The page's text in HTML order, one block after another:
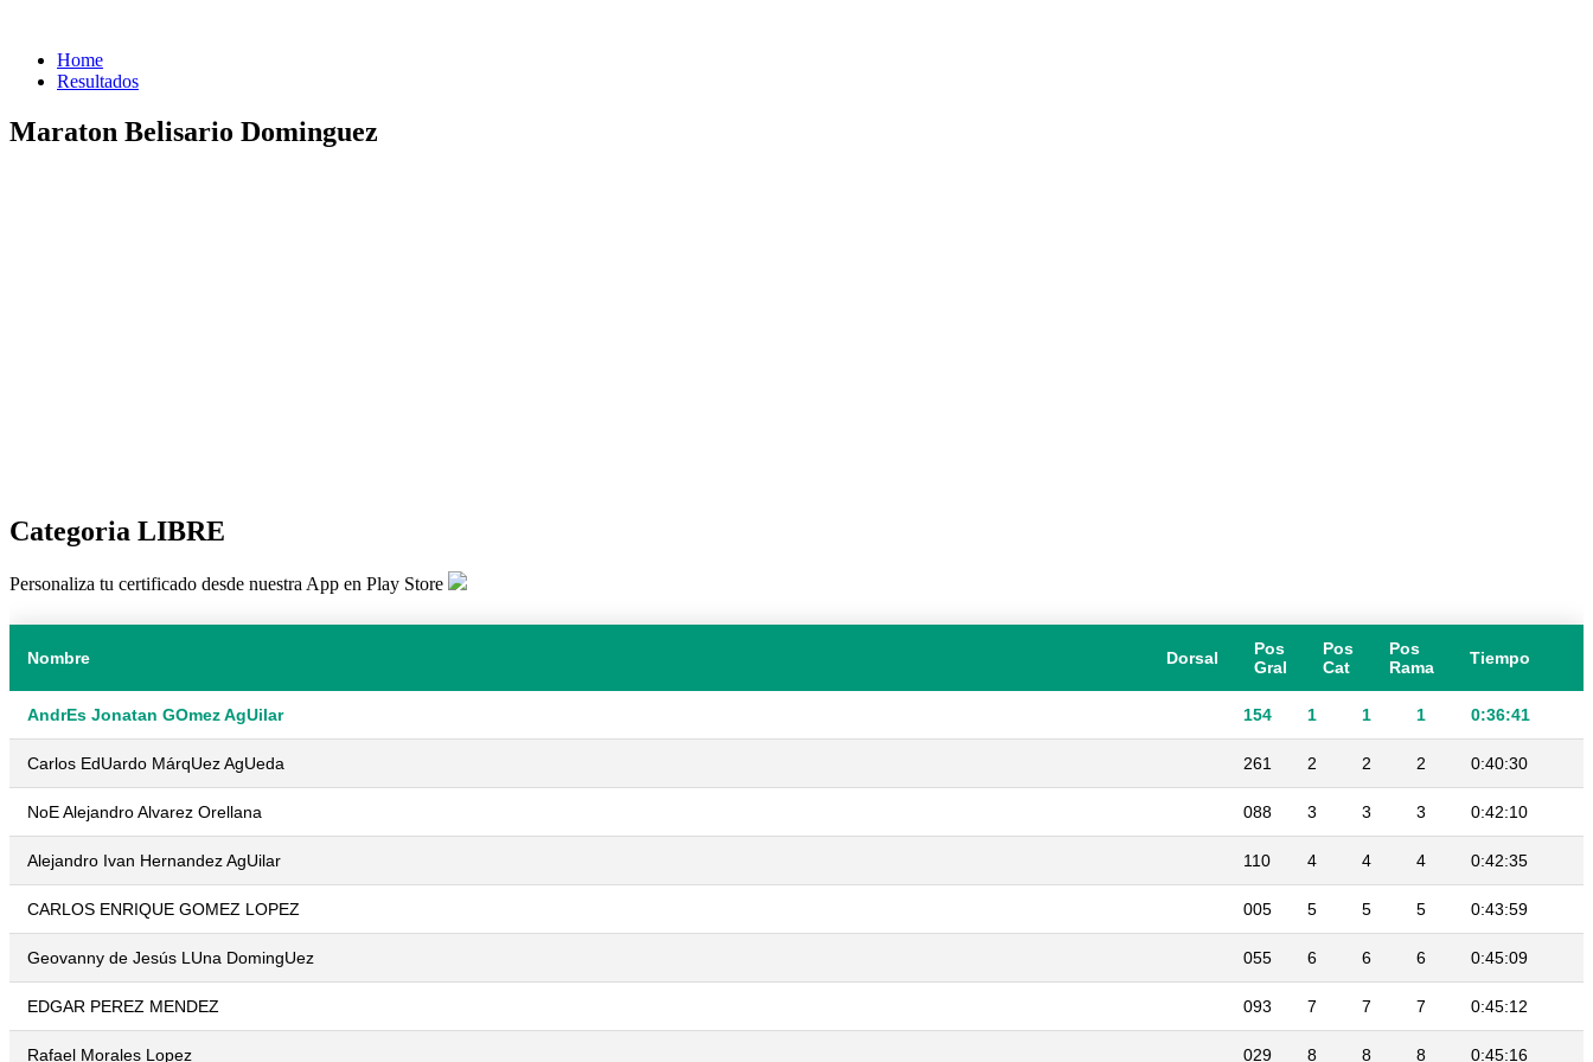
Home
Resultados
Maraton Belisario Dominguez
Categoria LIBRE
Personaliza tu certificado desde nuestra App en Play Store
Nombre Dorsal
Pos
Gral
Pos
Cat
Pos
Rama
Tiempo
AndrEs Jonatan GOmez AgUilar 154 1 1 1 0:36:41
Carlos EdUardo MárqUez AgUeda 261 2 2 2 0:40:30
NoE Alejandro Alvarez Orellana 088 3 3 3 0:42:10
Alejandro Ivan Hernandez AgUilar 110 4 4 4 0:42:35
CARLOS ENRIQUE GOMEZ LOPEZ 005 5 5 5 0:43:59
Geovanny de Jesús LUna DomingUez 055 6 6 6 0:45:09
EDGAR PEREZ MENDEZ 093 7 7 7 0:45:12
Rafael Morales Lopez 029 8 8 8 0:45:16